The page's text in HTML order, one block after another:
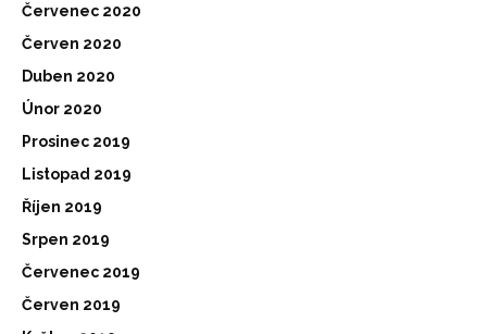
Červenec 2020
Červen 2020
Duben 2020
Únor 2020
Prosinec 2019
Listopad 2019
Říjen 2019
Srpen 2019
Červenec 2019
Červen 2019